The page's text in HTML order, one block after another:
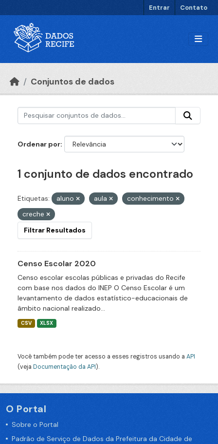
Entrar Contato
Conjuntos de dados
Ordenar por
1 conjunto de dados encontrado
Etiquetas: aluno aula
conhecimento
creche
Filtrar Resultados
Censo Escolar 2020
Censo escolar escolas públicas e privadas do Recife
com base nos dados do INEP O Censo Escolar é um
levantamento de dados estatístico-educacionais de
âmbito nacional realizado...
CSV XLSX
Você também pode ter acesso a esses registros usando a API
(veja Documentação da API).
O Portal
Sobre o Portal
Padrão de Serviço de Dados da Prefeitura da Cidade de